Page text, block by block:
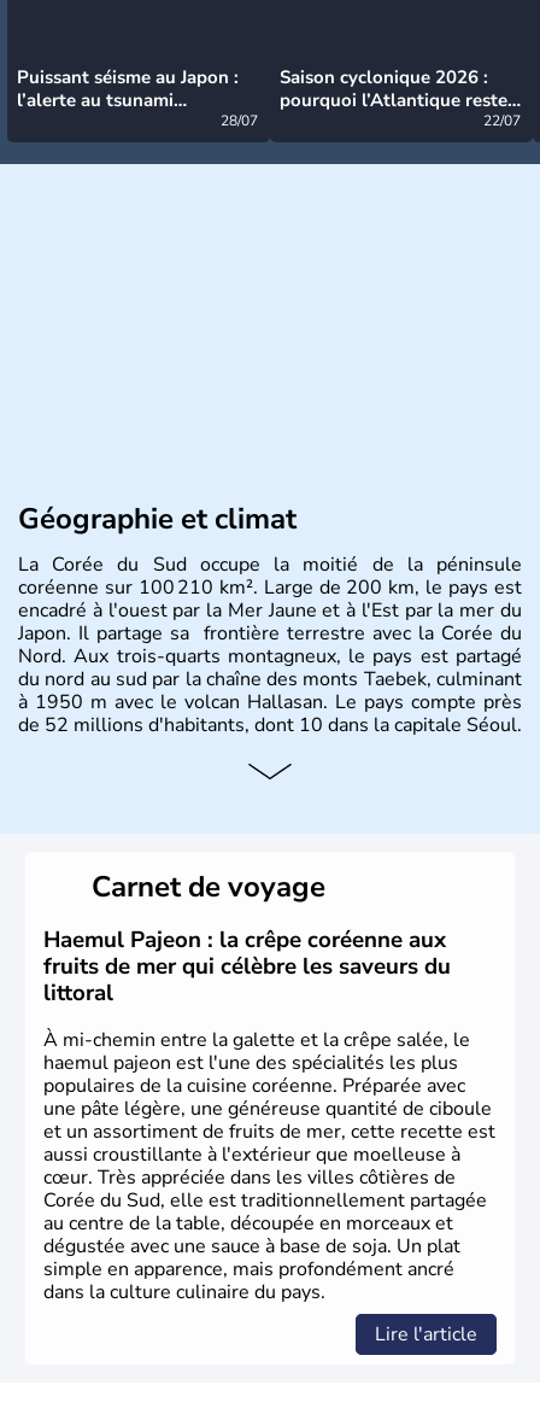
Puissant séisme au Japon :
l’alerte au tsunami
28/07
Saison cyclonique 2026 :
pourquoi l’Atlantique reste
22/07
Géographie et climat
La Corée du Sud occupe la moitié de la péninsule
coréenne sur 100 210 km². Large de 200 km, le pays est
encadré à l'ouest par la Mer Jaune et à l'Est par la mer du
Japon. Il partage sa frontière terrestre avec la Corée du
Nord. Aux trois-quarts montagneux, le pays est partagé
du nord au sud par la chaîne des monts Taebek, culminant
à 1950 m avec le volcan Hallasan. Le pays compte près
de 52 millions d'habitants, dont 10 dans la capitale Séoul.
Histoire et administration
christianisme et le bouddhisme en sont les deux
principales religions. Ce pays partage sa culture avec la
Corée du Nord. Les Jeux Olympiques s’y sont déroulés en
1988, de même que la Coupe du Monde de football en
2002, en collaboration avec le Japon.
Carnet de voyage
Haemul Pajeon : la crêpe coréenne aux
fruits de mer qui célèbre les saveurs du
littoral
À mi-chemin entre la galette et la crêpe salée, le
haemul pajeon est l'une des spécialités les plus
populaires de la cuisine coréenne. Préparée avec
une pâte légère, une généreuse quantité de ciboule
et un assortiment de fruits de mer, cette recette est
aussi croustillante à l'extérieur que moelleuse à
cœur. Très appréciée dans les villes côtières de
Corée du Sud, elle est traditionnellement partagée
au centre de la table, découpée en morceaux et
dégustée avec une sauce à base de soja. Un plat
simple en apparence, mais profondément ancré
dans la culture culinaire du pays.
Lire l'article